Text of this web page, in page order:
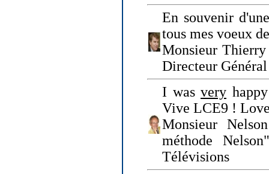
En souvenir
tous mes voeux
Monsieur
Directeur
I was very
Vive LCE9 !
Monsieur
méthode
Télévisions